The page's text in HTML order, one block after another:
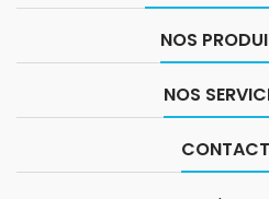
NOS
NOS
CONTACT